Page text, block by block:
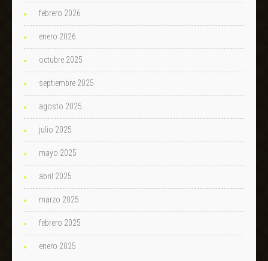
febrero 2026
enero 2026
octubre 2025
septiembre 2025
agosto 2025
julio 2025
mayo 2025
abril 2025
marzo 2025
febrero 2025
enero 2025